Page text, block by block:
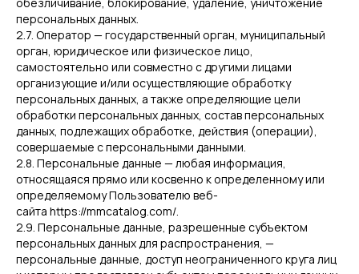
персональных данных.
2.7. Оператор — государственный орган, муниципальный
орган, юридическое или физическое лицо,
самостоятельно или совместно с другими лицами
организующие и/или осуществляющие обработку
персональных данных, а также определяющие цели
обработки персональных данных, состав персональных
данных, подлежащих обработке, действия (операции),
совершаемые с персональными данными.
2.8. Персональные данные — любая информация,
относящаяся прямо или косвенно к определенному или
определяемому Пользователю веб-
сайта https://mmcatalog.com/.
2.9. Персональные данные, разрешенные субъектом
персональных данных для распространения, —
персональные данные, доступ неограниченного круга лиц